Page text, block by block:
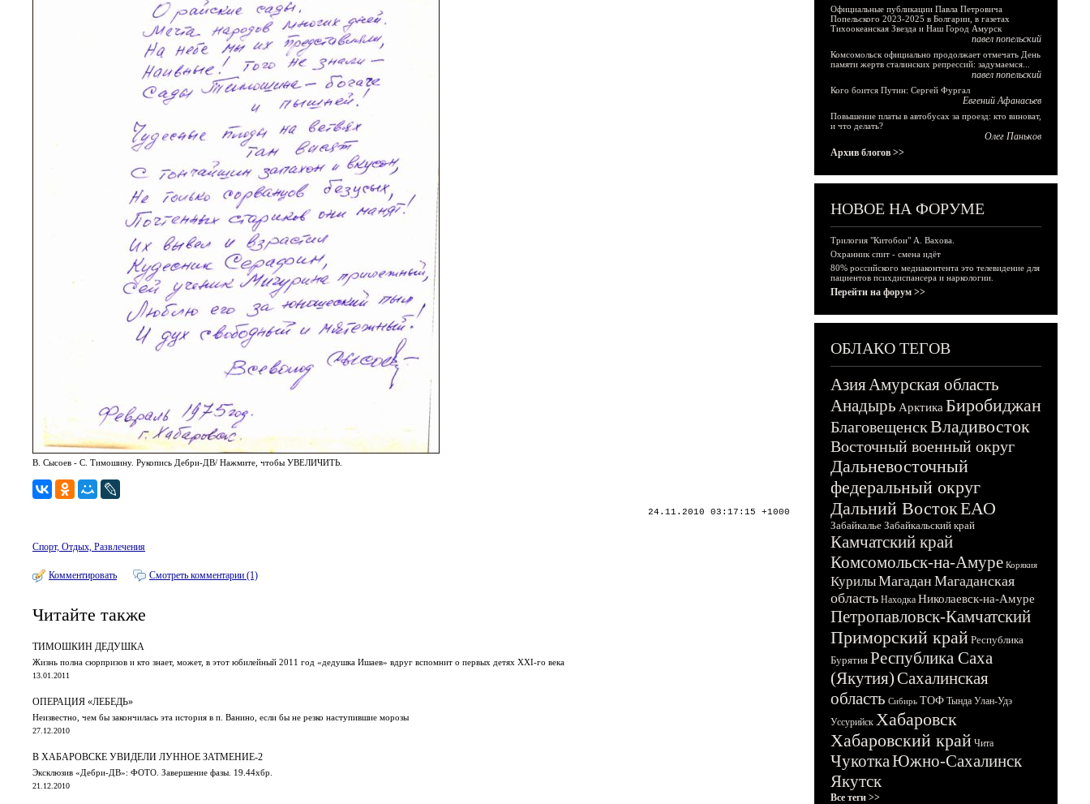
В. Сысоев - С. Тимошину. Рукопись Дебри-ДВ/ Нажмите, чтобы УВЕЛИЧИТЬ.
24.11.2010 03:17:15 +1000
Спорт, Отдых, Развлечения
Комментировать Смотреть комментарии (1)
Читайте также
ТИМОШКИН ДЕДУШКА
Жизнь полна сюрпризов и кто знает, может, в этот юбилейный 2011 год «дедушка Ишаев» вдруг вспомнит о первых детях XXI-го века
13.01.2011
ОПЕРАЦИЯ «ЛЕБЕДЬ»
Неизвестно, чем бы закончилась эта история в п. Ванино, если бы не резко наступившие морозы
27.12.2010
В ХАБАРОВСКЕ УВИДЕЛИ ЛУННОЕ ЗАТМЕНИЕ-2
Эксклюзив «Дебри-ДВ»: ФОТО. Завершение фазы. 19.44хбр.
21.12.2010
Официальные публикации Павла Петровича
Попельского 2023-2025 в Болгарии, в газетах
Тихоокеанская Звезда и Наш Город Амурск
павел попельский
Комсомольск официально продолжает отмечать День
памяти жертв сталинских репрессий: задумаемся...
павел попельский
Кого боится Путин: Сергей Фургал
Евгений Афанасьев
Повышение платы в автобусах за проезд: кто виноват,
и что делать?
Олег Паньков
Архив блогов >>
НОВОЕ НА ФОРУМЕ
Трилогия "Китобои" А. Вахова.
Охранник спит - смена идёт
80% российского медиаконтента это телевидение для
пациентов психдиспансера и наркологии.
Перейти на форум >>
ОБЛАКО ТЕГОВ
АзияАмурская область
Анадырь Арктика Биробиджан
БлаговещенскВладивосток
Восточный военный округ
Дальневосточный
федеральный округ
Дальний ВостокЕАО
Забайкалье Забайкальский край
Камчатский край
Комсомольск-на-Амуре Корякия
КурилыМагадан Магаданская
область Находка Николаевск-на-Амуре
Петропавловск-Камчатский
Приморский край Республика
Бурятия Республика Саха
(Якутия)Сахалинская
область Сибирь ТОФ Тында Улан-Удэ
Уссурийск Хабаровск
Хабаровский край Чита
ЧукоткаЮжно-Сахалинск
Якутск
Все теги >>